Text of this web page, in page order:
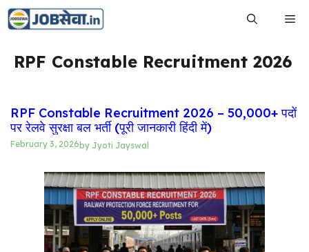
Skip
RPF Constable Recruitment 2026
RPF Constable Recruitment 2026 – 50,000+ पदों
पर रेलवे सुरक्षा बल भर्ती (पूरी जानकारी हिंदी में)
February 3, 2026 by Jyoti Jayswal